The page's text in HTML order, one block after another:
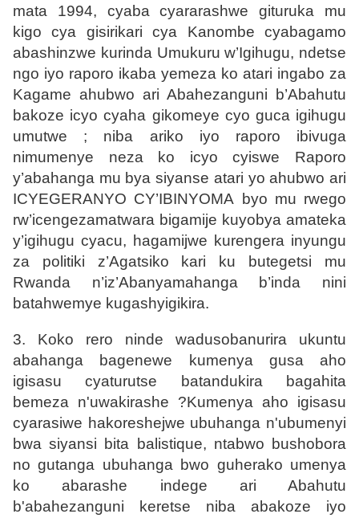
mata 1994, cyaba cyararashwe gituruka mu
kigo cya gisirikari cya Kanombe cyabagamo
abashinzwe kurinda Umukuru w’Igihugu, ndetse
ngo iyo raporo ikaba yemeza ko atari ingabo za
Kagame ahubwo ari Abahezanguni b’Abahutu
bakoze icyo cyaha gikomeye cyo guca igihugu
umutwe ; niba ariko iyo raporo ibivuga
nimumenye neza ko icyo cyiswe
Raporo
y’abahanga mu bya siyanse atari yo ahubwo ari
ICYEGERANYO CY’IBINYOMA
byo mu rwego
rw’icengezamatwara bigamije kuyobya amateka
y’igihugu cyacu, hagamijwe kurengera inyungu
za politiki z’Agatsiko kari ku butegetsi mu
Rwanda n’iz’Abanyamahanga b’inda nini
batahwemye kugashyigikira.
3. Koko rero ninde wadusobanurira ukuntu
abahanga bagenewe kumenya gusa aho
igisasu cyaturutse batandukira bagahita
bemeza n'uwakirashe ?Kumenya aho igisasu
cyarasiwe hakoreshejwe ubuhanga n'ubumenyi
bwa siyansi bita balistique, ntabwo bushobora
no gutanga ubuhanga bwo guherako umenya
ko abarashe indege ari Abahutu
b'abahezanguni keretse niba abakoze iyo